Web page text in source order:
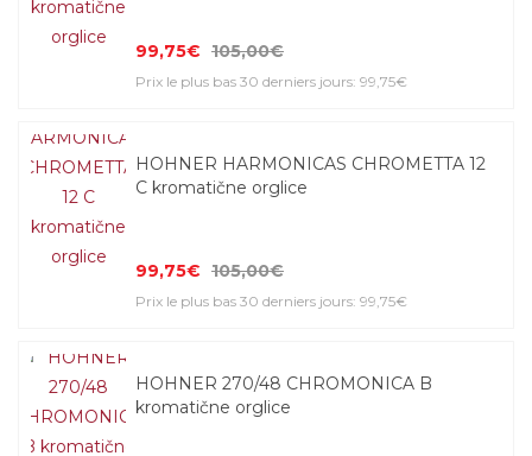
99,75€ 105,00€
Prix le plus bas 30 derniers jours: 99,75€
HOHNER HARMONICAS CHROMETTA 12
C kromatične orglice
99,75€ 105,00€
Prix le plus bas 30 derniers jours: 99,75€
HOHNER 270/48 CHROMONICA B
kromatične orglice